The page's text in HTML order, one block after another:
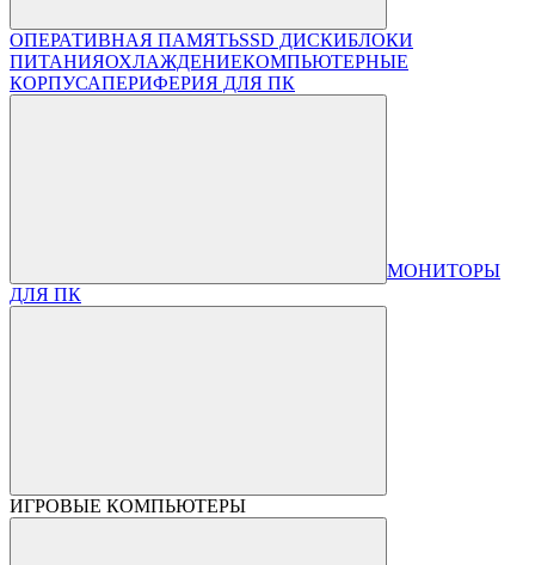
ОПЕРАТИВНАЯ ПАМЯТЬSSD ДИСКИБЛОКИ
ПИТАНИЯОХЛАЖДЕНИЕКОМПЬЮТЕРНЫЕ
КОРПУСАПЕРИФЕРИЯ ДЛЯ ПК
МОНИТОРЫ
ДЛЯ ПК
ИГРОВЫЕ КОМПЬЮТЕРЫ